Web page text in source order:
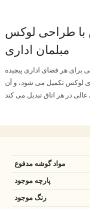
طراحی لوکس
مبلمان اداری
هر فضای اداری پیچیده
لوکس تکمیل می شود، و آن
در هر اتاق تبدیل می کند
مواد گوشه مدفوع
رنگ موجود